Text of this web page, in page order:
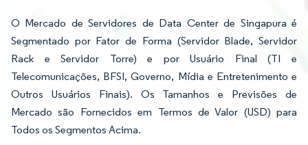
O Mercado de Servidores de Data Center de Singapura é
Segmentado por Fator de Forma (Servidor Blade, Servidor
Rack e Servidor Torre) e por Usuário Final (TI e
Telecomunicações, BFSI, Governo, Mídia e Entretenimento e
Outros Usuários Finais). Os Tamanhos e Previsões de
Mercado são Fornecidos em Termos de Valor (USD) para
Todos os Segmentos Acima.